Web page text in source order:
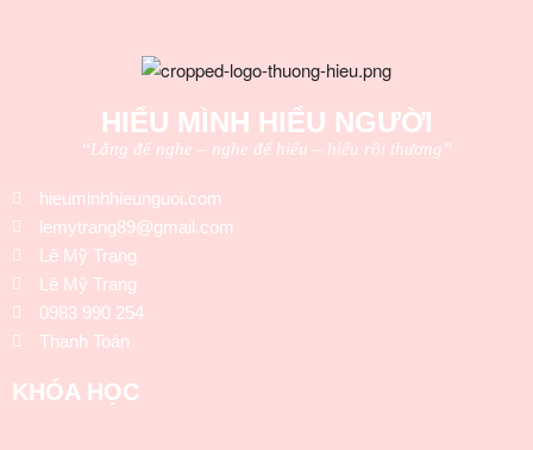
HIỂU MÌNH HIỂU NGƯỜI
“Lắng để nghe – nghe để hiểu – hiểu rồi thương”
hieuminhhieunguoi.com
lemytrang89@gmail.com
Lê Mỹ Trang
Lê Mỹ Trang
0983 990 254
Thanh Toán
KHÓA HỌC